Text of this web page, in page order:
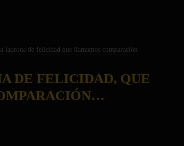
DE FELICIDAD, QUE